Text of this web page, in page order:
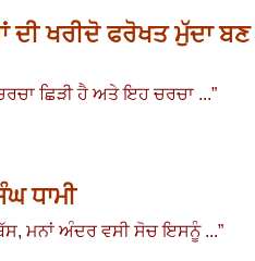
ਦੀ ਖਰੀਦੋ ਫਰੋਖਤ ਮੁੱਦਾ
ਛਿੜੀ ਹੈ ਅਤੇ ਇਹ ਚਰਚਾ ...”
ਧਾਮੀ
, ਮਨਾਂ ਅੰਦਰ ਵਸੀ ਸੋਚ ਇਸਨੂੰ ...”